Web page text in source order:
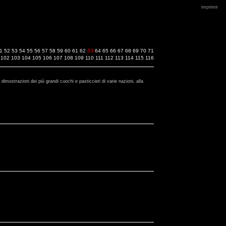
imprimir
52 53 54 55 56 57 58 59 60 61 62 63 64 65 66 67 68 69 70 71
102 103 104 105 106 107 108 109 110 111 112 113 114 115 116
dei più grandi cuochi e pasticcieri di varie nazioni, alla